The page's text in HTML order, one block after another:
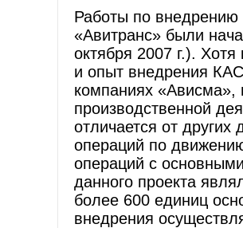
Работы по внедрению
«Авитранс» были
октября 2007 г.).
и опыт внедрения
компаниях «Ависма»,
производственной
отличается от
операций по
операций с
данного проекта
более 600 единиц
внедрения